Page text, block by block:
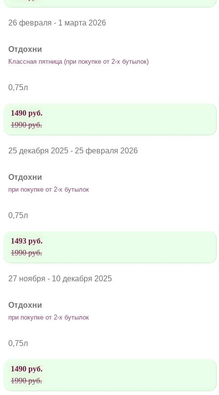
26 февраля - 1 марта 2026
Отдохни
Классная пятница (при покупке от 2-х бутылок)
0,75л
1490 руб.
1990 руб.
25 декабря 2025 - 25 февраля 2026
Отдохни
при покупке от 2-х бутылок
0,75л
1493 руб.
1990 руб.
27 ноября - 10 декабря 2025
Отдохни
при покупке от 2-х бутылок
0,75л
1490 руб.
1990 руб.